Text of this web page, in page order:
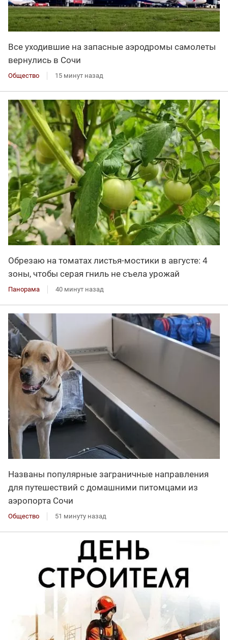
Все уходившие на запасные аэродромы самолеты
вернулись в Сочи
Общество 15 минут назад
Обрезаю на томатах листья-мостики в августе: 4
зоны, чтобы серая гниль не съела урожай
Панорама 40 минут назад
Названы популярные заграничные направления
для путешествий с домашними питомцами из
аэропорта Сочи
Общество 51 минуту назад